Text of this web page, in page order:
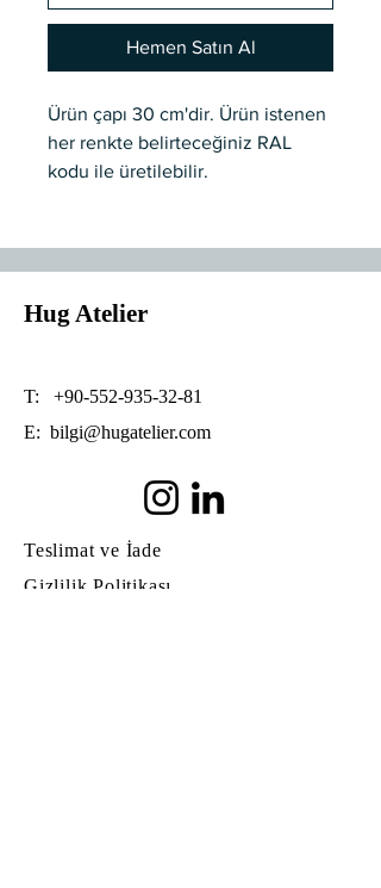
Hemen Satın Al
Ürün çapı 30 cm'dir. Ürün istenen
her renkte belirteceğiniz RAL
kodu ile üretilebilir.
Hug Atelier
T: +90-552-935-32-81
E: bilgi@hugatelier.com
Teslimat ve İade
Gizlilik Politikası